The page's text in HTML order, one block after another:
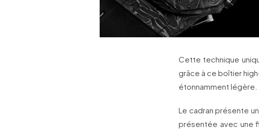
Cette technique
grâce à ce boîtier
étonnamment
Le cadran présente
présentée avec une